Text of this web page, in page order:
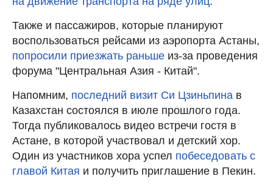
Также и пассажиров, которые планируют
воспользоваться рейсами из аэропорта Астаны,
попросили приезжать раньше из-за проведения
форума "Центральная Азия - Китай".
Напомним, последний визит Си Цзиньпина в
Казахстан состоялся в июле прошлого года.
Тогда публиковалось видео встречи гостя в
Астане, в которой участвовал и детский хор.
Один из участников хора успел побеседовать с
главой Китая и получить приглашение в Пекин.